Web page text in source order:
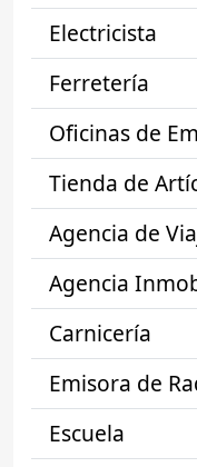
Electricista
Ferretería
Oficinas de
Tienda de
Agencia de
Agencia
Carnicería
Emisora de
Escuela